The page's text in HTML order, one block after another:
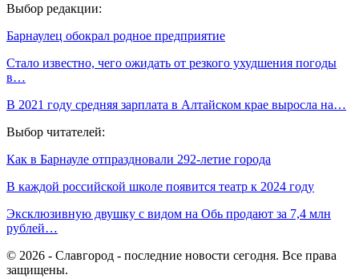
Выбор редакции:
Барнаулец обокрал родное предприятие
Стало известно, чего ожидать от резкого ухудшения погоды
в…
В 2021 году средняя зарплата в Алтайском крае выросла на…
Выбор читателей:
Как в Барнауле отпраздновали 292-летие города
В каждой российской школе появится театр к 2024 году
Эксклюзивную двушку с видом на Обь продают за 7,4 млн
рублей…
© 2026 - Славгород - последние новости сегодня. Все права
защищены.